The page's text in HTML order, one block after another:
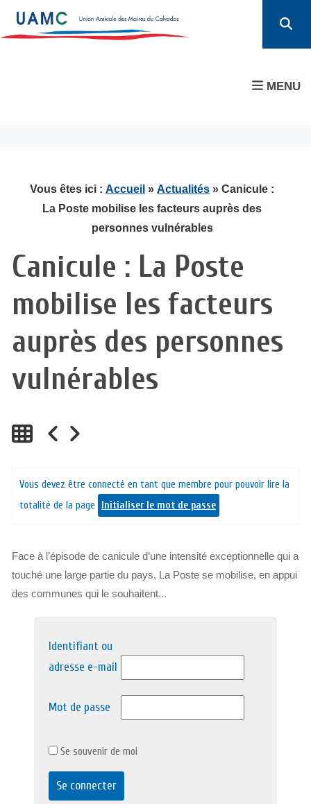
MENU
Vous êtes ici : Accueil » Actualités » Canicule :
La Poste mobilise les facteurs auprès des
personnes vulnérables
Canicule : La Poste
mobilise les facteurs
auprès des personnes
vulnérables
Vous devez être connecté en tant que membre pour pouvoir lire la
totalité de la page
Initialiser le mot de passe
Face à l’épisode de canicule d’une intensité exceptionnelle qui a
touché une large partie du pays, La Poste se mobilise, en appui
des communes qui le souhaitent...
Identifiant ou
adresse e-mail
Mot de passe
Se souvenir de moi